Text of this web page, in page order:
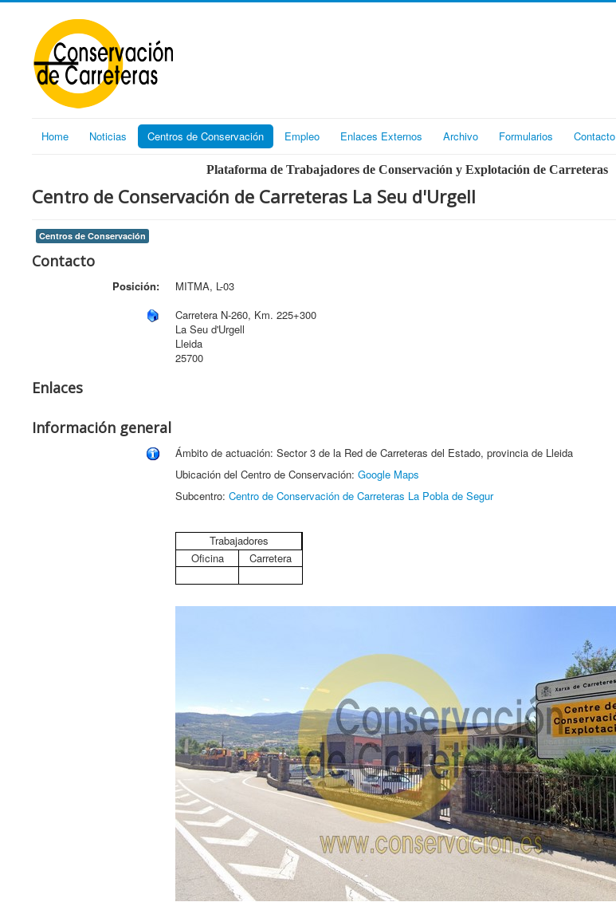
Home Noticias Centros de Conservación Empleo Enlaces Externos Archivo Formularios Contacto
Plataforma de Trabajadores de Conservación y Explotación de Carreteras
Centro de Conservación de Carreteras La Seu d'Urgell
Centros de Conservación
Contacto
Posición:
MITMA, L-03
Carretera N-260, Km. 225+300
La Seu d'Urgell
Lleida
25700
Enlaces
Información general
Ámbito de actuación: Sector 3 de la Red de Carreteras del Estado, provincia de Lleida
Ubicación del Centro de Conservación: Google Maps
Subcentro: Centro de Conservación de Carreteras La Pobla de Segur
Trabajadores
Oficina
Carretera